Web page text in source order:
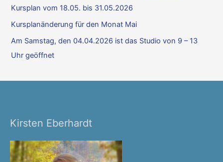
c
h
Kursplan vom 18.05. bis 31.05.2026
Kursplanänderung für den Monat Mai
Am Samstag, den 04.04.2026 ist das Studio von 9 – 13
Uhr geöffnet
Kirsten Eberhardt